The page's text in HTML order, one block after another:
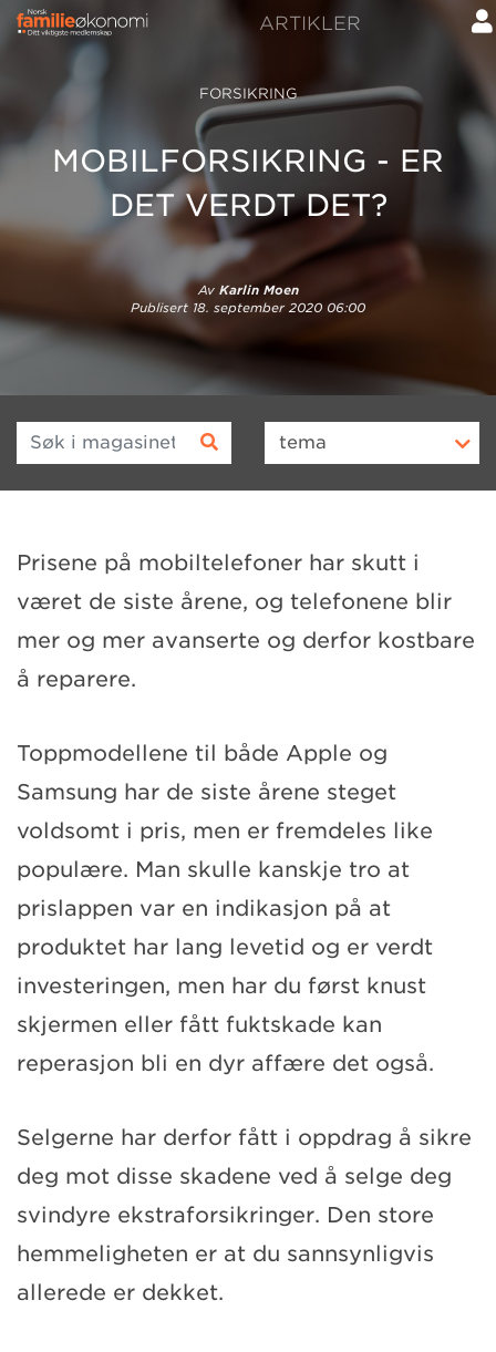
ARTIKLER
FORSIKRING
MOBILFORSIKRING - ER
DET VERDT DET?
Av Karlin Moen
Publisert 18. september 2020 06:00
Søk i magasinet tema
Prisene på mobiltelefoner har skutt i
været de siste årene, og telefonene blir
mer og mer avanserte og derfor kostbare
å reparere.
Toppmodellene til både Apple og
Samsung har de siste årene steget
voldsomt i pris, men er fremdeles like
populære. Man skulle kanskje tro at
prislappen var en indikasjon på at
produktet har lang levetid og er verdt
investeringen, men har du først knust
skjermen eller fått fuktskade kan
reperasjon bli en dyr affære det også.
Selgerne har derfor fått i oppdrag å sikre
deg mot disse skadene ved å selge deg
svindyre ekstraforsikringer. Den store
hemmeligheten er at du sannsynligvis
allerede er dekket.